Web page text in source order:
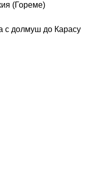
(Гореме)
с долмуш до Карасу